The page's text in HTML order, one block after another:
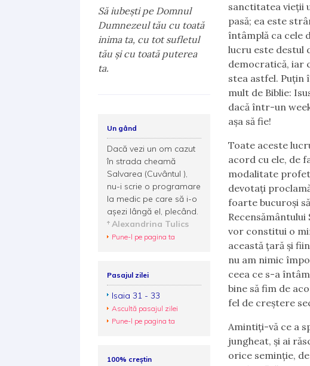
sanctitatea vieții
pasă; ea este
întâmplă ca cele
lucru este destul
democratică, iar
stea astfel. Puțin
mult de Biblie:
dacă într-un
așa să fie!
Toate aceste
acord cu ele, de
modalitate
devotați
foarte bucuroși
vor constitui o
această țară și
nu am nimic
ceea ce s-a
bine să fim de
fel de creștere
Amintiți-vă ce a
jungheat, și ai
orice seminție,
Să iubeşti pe Domnul
Dumnezeul tău cu toată
inima ta, cu tot sufletul
tău şi cu toată puterea
ta.
Un gând
Dacă vezi un om cazut
în strada cheamă
Salvarea (Cuvântul ),
nu-i scrie o programare
la medic pe care să i-o
așezi lângă el, plecând.
Alexandrina Tulics
Pune-l pe pagina ta
Pasajul zilei
Isaia 31 - 33
Ascultă pasajul zilei
Pune-l pe pagina ta
100% creștin